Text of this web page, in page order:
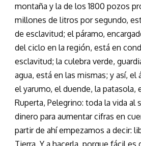
montaña y la de los 1800 pozos
millones de litros por segundo,
de esclavitud; el páramo,
del ciclo en la región, está en
esclavitud; la culebra verde,
agua, está en las mismas; y así, el
el yarumo, el duende, la patasola,
Ruperta, Pelegrino: toda la vida al
dinero para aumentar cifras en
partir de ahí empezamos a decir:
Tierra. Y a hacerla, porque fácil es